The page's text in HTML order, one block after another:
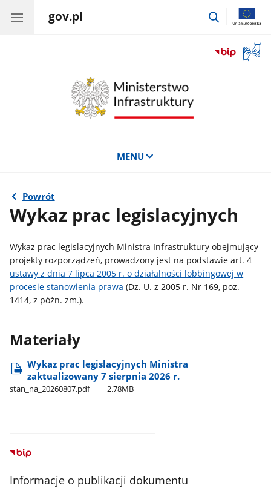
gov.pl
przejdź
okno
MENU
Powrót
Wykaz prac legislacyjnych
Wykaz prac legislacyjnych Ministra Infrastruktury obejmujący
projekty rozporządzeń, prowadzony jest na podstawie art. 4
ustawy z dnia 7 lipca 2005 r. o działalności lobbingowej w
procesie stanowienia prawa (Dz. U. z 2005 r. Nr 169, poz.
1414, z późn. zm.).
Materiały
Wykaz prac legislacyjnych Ministra
zaktualizowany 7 sierpnia 2026 r.
stan​_na​_20260807.pdf 2.78MB
Informacje o publikacji dokumentu